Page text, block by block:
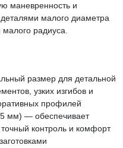
маневренность и
малого диаметра
радиуса.
размер для детальной
узких изгибов и
профилей
мм) — обеспечивает
контроль и комфорт